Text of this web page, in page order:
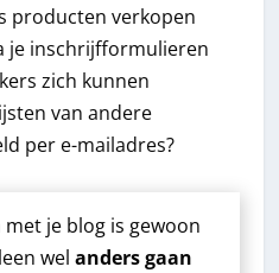
producten verkopen
je inschrijfformulieren
zich kunnen
van andere
per e-mailadres?
je blog is gewoon
wel anders gaan